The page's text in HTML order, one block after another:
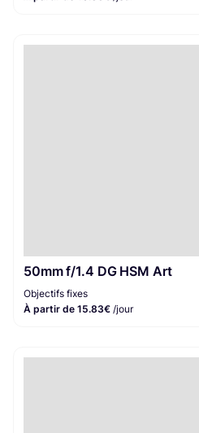
50mm f/1.4 DG HSM Art
Objectifs fixes
À partir de 15.83€ /jour